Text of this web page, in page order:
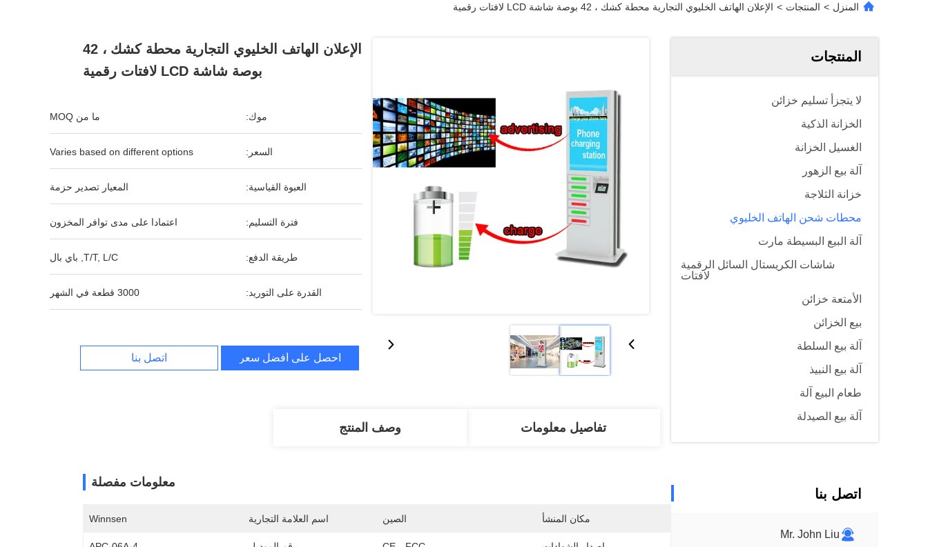
المنزل > المنتجات > الإعلان الهاتف الخليوي التجارية محطة كشك ، 42 بوصة شاشة LCD لافتات رقمية
المنتجات
لا يتجزأ تسليم خزائن
الخزانة الذكية
الغسيل الخزانة
آلة بيع الزهور
خزانة الثلاجة
محطات شحن الهاتف الخليوي
آلة البيع البسيطة مارت
شاشات الكريستال السائل الرقمية
لافتات
الأمتعة خزائن
بيع الخزائن
آلة بيع السلطة
آلة بيع النبيذ
طعام البيع آلة
آلة بيع الصيدلة
اتصل بنا
Mr. John Liu
الإعلان الهاتف الخليوي التجارية محطة كشك ، 42
بوصة شاشة LCD لافتات رقمية
موك: ما من MOQ
السعر: Varies based on different options
العبوة القياسية: المعيار تصدير حزمة
فترة التسليم: اعتمادا على مدى توافر المخزون
طريقة الدفع: T/T, L/C, باي بال
القدرة على التوريد: 3000 قطعة في الشهر
احصل على أفضل سعر اتصل بنا
تفاصيل معلومات وصف المنتج
معلومات مفصلة
مكان المنشأ الصين اسم العلامة التجارية Winnsen